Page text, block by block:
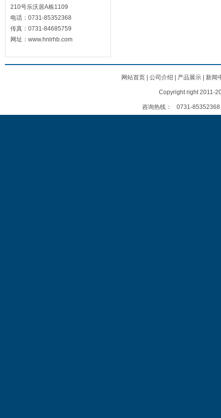
210号乐沃居A栋1109
电话：0731-85352368
传真：0731-84685759
网址：www.hnlrhb.com
网站首页| 公司介绍 产品展示| 新闻
Copyright right 2011-
咨询热线： 0731-85352368